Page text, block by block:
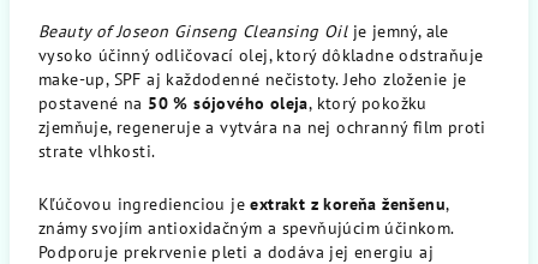
Beauty of Joseon Ginseng Cleansing Oilje jemný, ale
vysoko účinný odličovací olej, ktorý dôkladne odstraňuje
make-up, SPF aj každodenné nečistoty. Jeho zloženie je
postavené na 50 % sójového oleja, ktorý pokožku
zjemňuje, regeneruje a vytvára na nej ochranný film proti
strate vlhkosti.
Kľúčovou ingredienciou jeextrakt z koreňa ženšenu,
známy svojím antioxidačným a spevňujúcim účinkom.
Podporuje prekrvenie pleti a dodáva jej energiu aj